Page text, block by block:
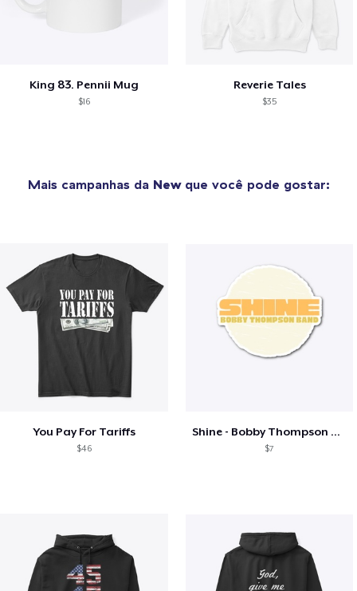
King 83. Pennii Mug
$16
Reverie Tales
$35
Mais campanhas da Newque você pode gostar:
You Pay For Tariffs
$46
Shine - Bobby Thompson Band Merch
$7